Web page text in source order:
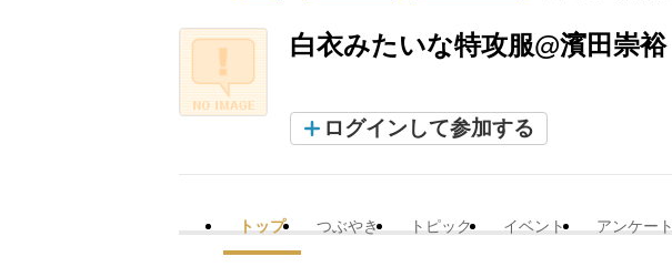
白衣みたいな特攻服@濱田崇裕
ログインして参加する
トップ つぶやき トピック イベント アンケート